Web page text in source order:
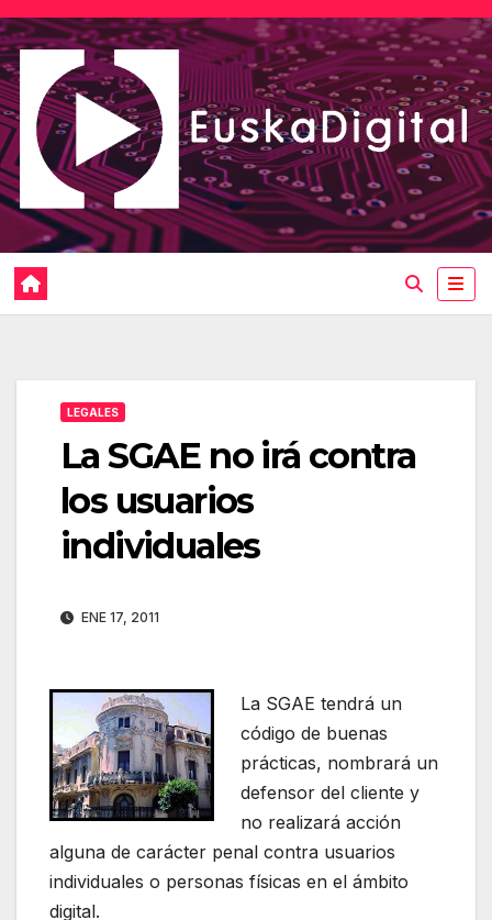
Saltar
al
contenido
LEGALES
La SGAE no irá contra
los usuarios
individuales
ENE 17, 2011
La SGAE tendrá un
código de buenas
prácticas, nombrará un
defensor del cliente y
no realizará acción
alguna de carácter penal contra usuarios
individuales o personas físicas en el ámbito
digital.